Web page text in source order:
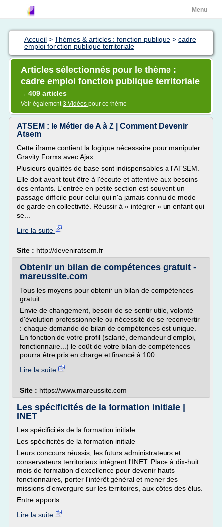
Menu
Accueil > Thèmes & articles : fonction publique > cadre
emploi fonction publique territoriale
Articles sélectionnés pour le thème :
cadre emploi fonction publique territoriale
→ 409 articles
Voir également3 Vidéos pour ce thème
ATSEM : le Métier de A à Z | Comment Devenir
Atsem
Cette iframe contient la logique nécessaire pour manipuler
Gravity Forms avec Ajax.
Plusieurs qualités de base sont indispensables à l'ATSEM.
Elle doit avant tout être à l'écoute et attentive aux besoins
des enfants. L'entrée en petite section est souvent un
passage difficile pour celui qui n'a jamais connu de mode
de garde en collectivité. Réussir à « intégrer » un enfant qui
se...
Lire la suite
Site : http://deveniratsem.fr
Obtenir un bilan de compétences gratuit -
mareussite.com
Tous les moyens pour obtenir un bilan de compétences
gratuit
Envie de changement, besoin de se sentir utile, volonté
d'évolution professionnelle ou nécessité de se reconvertir
: chaque demande de bilan de compétences est unique.
En fonction de votre profil (salarié, demandeur d'emploi,
fonctionnaire...) le coût de votre bilan de compétences
pourra être pris en charge et financé à 100...
Lire la suite
Site : https://www.mareussite.com
Les spécificités de la formation initiale |
INET
Les spécificités de la formation initiale
Les spécificités de la formation initiale
Leurs concours réussis, les futurs administrateurs et
conservateurs territoriaux intègrent l'INET. Place à dix-huit
mois de formation d'excellence pour devenir hauts
fonctionnaires, porter l'intérêt général et mener des
missions d'envergure sur les territoires, aux côtés des élus.
Entre apports...
Lire la suite